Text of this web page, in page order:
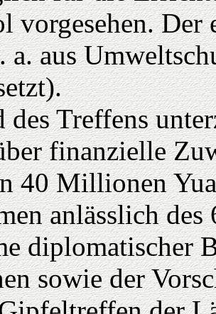
vorgesehen. Der
a. aus
des Treffens
finanzielle
40 Millionen
anlässlich
diplomatischer
sowie der